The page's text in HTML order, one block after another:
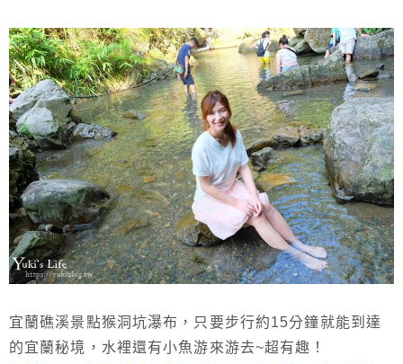
宜蘭礁溪景點猴洞坑瀑布，只要步行約15分鐘就能到達
的宜蘭秘境，水裡還有小魚游來游去~超有趣！